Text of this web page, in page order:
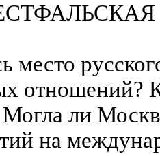
место
отношений?
ли
на